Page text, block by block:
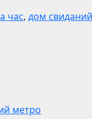
час, дом свиданий
метро